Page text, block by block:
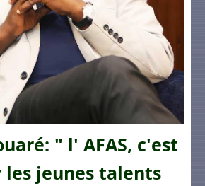
" l' AFAS, c'est
les jeunes talents